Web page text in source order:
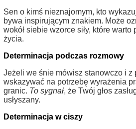
Sen o kimś nieznajomym, kto
bywa inspirującym znakiem. Może
wokół siebie wzorce siły, które warto
życia.
Determinacja podczas rozmowy
Jeżeli we śnie mówisz stanowczo i z
wskazywać na potrzebę wyrażenia
granic. To sygnał, że Twój głos
usłyszany.
Determinacja w ciszy